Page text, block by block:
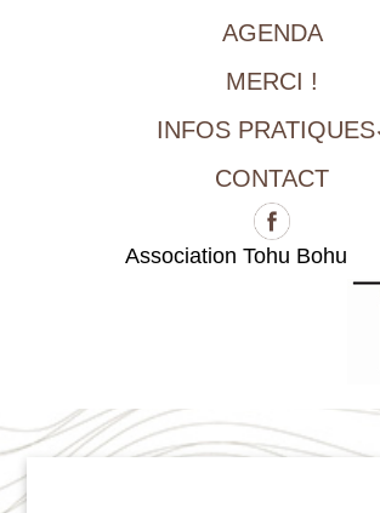
AGENDA
MERCI !
INFOS PRATIQUES
CONTACT
Association Tohu Bohu